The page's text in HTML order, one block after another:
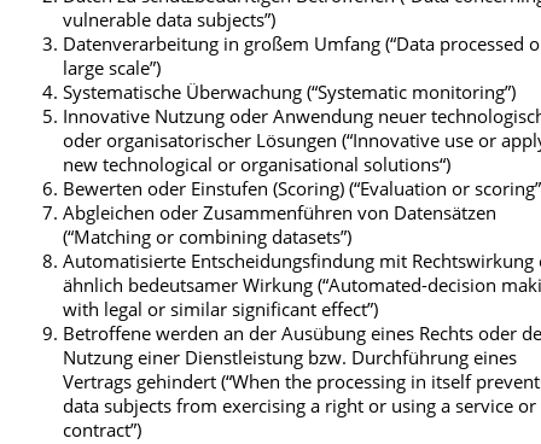
vulnerable data subjects”)
Datenverarbeitung in großem Umfang (“Data processed
large scale”)
Systematische Überwachung (“Systematic monitoring”)
Innovative Nutzung oder Anwendung neuer
oder organisatorischer Lösungen (“Innovative use or
new technological or organisational solutions“)
Bewerten oder Einstufen (Scoring) (“Evaluation or
Abgleichen oder Zusammenführen von Datensätzen
(“Matching or combining datasets”)
Automatisierte Entscheidungsfindung mit Rechtswirkung
ähnlich bedeutsamer Wirkung (“Automated-decision
with legal or similar significant effect”)
Betroffene werden an der Ausübung eines Rechts oder
Nutzung einer Dienstleistung bzw. Durchführung eines
Vertrags gehindert (“When the processing in itself
data subjects from exercising a right or using a service or
contract”)